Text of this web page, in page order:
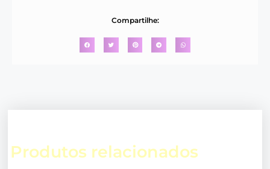
Compartilhe:
Produtos relacionados